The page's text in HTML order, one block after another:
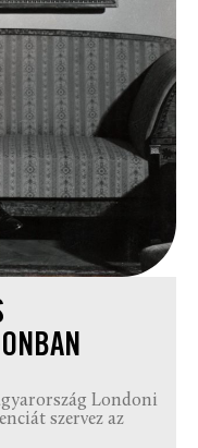
Londoni
szervez az